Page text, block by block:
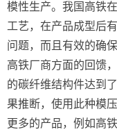
模性生产。我国高铁
工艺，在产品成型后
问题，而且有效的确
高铁厂商方面的回馈
的碳纤维结构件达到
果推断，使用此种模
更多的产品，例如高